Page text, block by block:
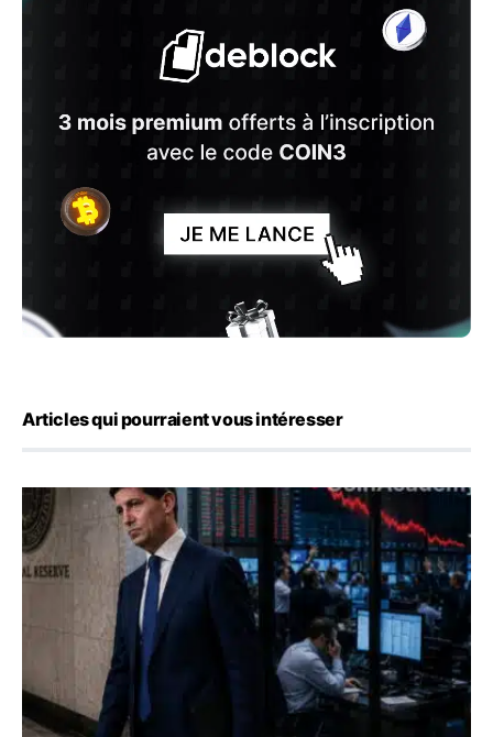
Articles qui pourraient vous intéresser
Kevin Warsh maintient sa communication minimaliste